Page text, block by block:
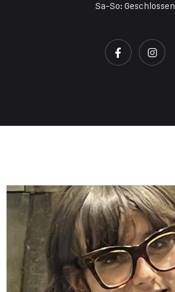
Sa-So: Geschlossen